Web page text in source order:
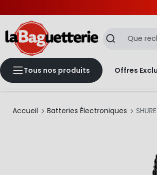
Recherche
Tous nos produits Offres
Accueil Batteries Électroniques